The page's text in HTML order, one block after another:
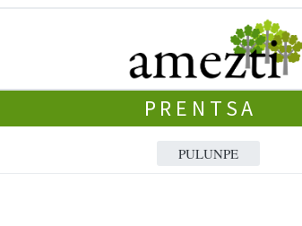
PRENTSA
PULUNPE